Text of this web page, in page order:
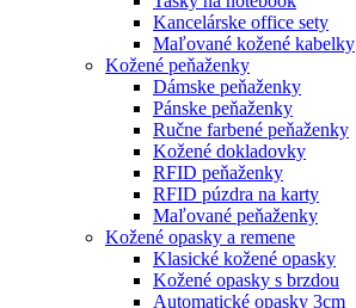
Kancelárske office sety
Maľované kožené kabelky
Kožené peňaženky
Dámske peňaženky
Pánske peňaženky
Ručne farbené peňaženky
Kožené dokladovky
RFID peňaženky
RFID púzdra na karty
Maľované peňaženky
Kožené opasky a remene
Klasické kožené opasky
Kožené opasky s brzdou
Automatické opasky 3cm